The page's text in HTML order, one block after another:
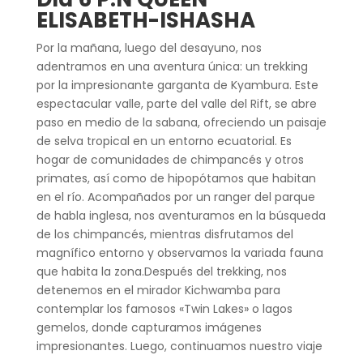
ELISABETH-ISHASHA
Por la mañana, luego del desayuno, nos
adentramos en una aventura única: un trekking
por la impresionante garganta de Kyambura. Este
espectacular valle, parte del valle del Rift, se abre
paso en medio de la sabana, ofreciendo un paisaje
de selva tropical en un entorno ecuatorial. Es
hogar de comunidades de chimpancés y otros
primates, así como de hipopótamos que habitan
en el río. Acompañados por un ranger del parque
de habla inglesa, nos aventuramos en la búsqueda
de los chimpancés, mientras disfrutamos del
magnífico entorno y observamos la variada fauna
que habita la zona.Después del trekking, nos
detenemos en el mirador Kichwamba para
contemplar los famosos «Twin Lakes» o lagos
gemelos, donde capturamos imágenes
impresionantes. Luego, continuamos nuestro viaje